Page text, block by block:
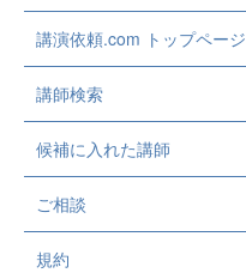
講演依頼.com トップページ
講師検索
候補に入れた講師
ご相談
規約